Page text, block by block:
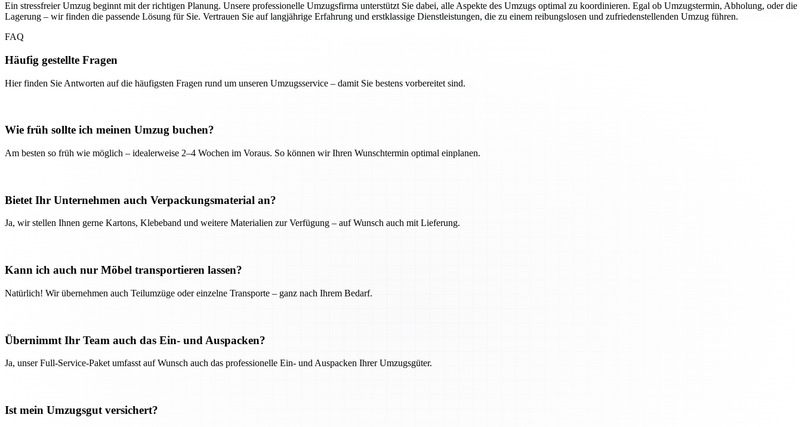
Ein stressfreier Umzug beginnt mit der richtigen Planung. Unsere professionelle Umzugsfirma unterstützt Sie dabei, alle Aspekte des Umzugs optimal zu koordinieren. Egal ob Umzugstermin, Abholung, oder die
Lagerung – wir finden die passende Lösung für Sie. Vertrauen Sie auf langjährige Erfahrung und erstklassige Dienstleistungen, die zu einem reibungslosen und zufriedenstellenden Umzug führen.
FAQ
Häufig gestellte Fragen
Hier finden Sie Antworten auf die häufigsten Fragen rund um unseren Umzugsservice – damit Sie bestens vorbereitet sind.
Wie früh sollte ich meinen Umzug buchen?
Am besten so früh wie möglich – idealerweise 2–4 Wochen im Voraus. So können wir Ihren Wunschtermin optimal einplanen.
Bietet Ihr Unternehmen auch Verpackungsmaterial an?
Ja, wir stellen Ihnen gerne Kartons, Klebeband und weitere Materialien zur Verfügung – auf Wunsch auch mit Lieferung.
Kann ich auch nur Möbel transportieren lassen?
Natürlich! Wir übernehmen auch Teilumzüge oder einzelne Transporte – ganz nach Ihrem Bedarf.
Übernimmt Ihr Team auch das Ein- und Auspacken?
Ja, unser Full-Service-Paket umfasst auf Wunsch auch das professionelle Ein- und Auspacken Ihrer Umzugsgüter.
Ist mein Umzugsgut versichert?